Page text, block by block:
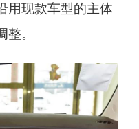
用现款车型的主体
。